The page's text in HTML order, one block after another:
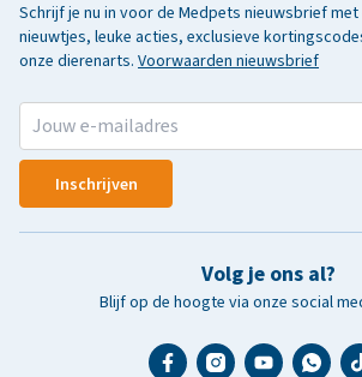
Schrijf je nu in voor de Medpets nieuwsbrief
nieuwtjes, leuke acties, exclusieve
onze dierenarts. Voorwaarden nieuwsbrief
Inschrijven
Volg je ons al?
Blijf op de hoogte via onze social